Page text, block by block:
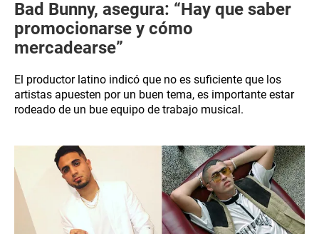
Bad Bunny, asegura: “Hay que saber
promocionarse y cómo
mercadearse”
El productor latino indicó que no es suficiente que los
artistas apuesten por un buen tema, es importante estar
rodeado de un bue equipo de trabajo musical.